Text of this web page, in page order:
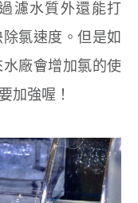
濾水質外還能打
氯速度。但是如
廠會增加氯的使
加強喔！